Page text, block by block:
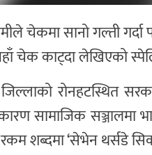
चेकमा सानो गल्ती गर्दा
चेक काट्दा लेखिएको
रोनहटस्थित
सामाजिक सञ्जालमा
शब्दमा ‘सेभेन थर्सडे